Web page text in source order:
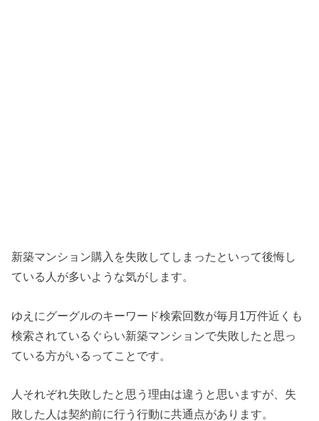
新築マンション購入を失敗してしまったといって後悔し
ている人が多いような気がします。
ゆえにグーグルのキーワード検索回数が毎月1万件近くも
検索されているぐらい新築マンションで失敗したと思っ
ている方がいるってことです。
人それぞれ失敗したと思う理由は違うと思いますが、失
敗した人は契約前に行う行動に共通点があります。